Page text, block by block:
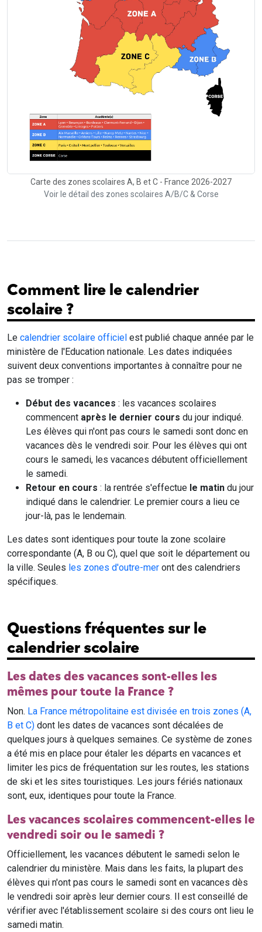
Carte des zones scolaires A, B et C - France 2026-2027
Voir le détail des zones scolaires A/B/C & Corse
Comment lire le calendrier
scolaire ?
Le calendrier scolaire officiel est publié chaque année par le
ministère de l'Education nationale. Les dates indiquées
suivent deux conventions importantes à connaître pour ne
pas se tromper :
Début des vacances : les vacances scolaires
commencent après le dernier cours du jour indiqué.
Les élèves qui n'ont pas cours le samedi sont donc en
vacances dès le vendredi soir. Pour les élèves qui ont
cours le samedi, les vacances débutent officiellement
le samedi.
Retour en cours : la rentrée s'effectue le matin du jour
indiqué dans le calendrier. Le premier cours a lieu ce
jour-là, pas le lendemain.
Les dates sont identiques pour toute la zone scolaire
correspondante (A, B ou C), quel que soit le département ou
la ville. Seules les zones d'outre-mer ont des calendriers
spécifiques.
Questions fréquentes sur le
calendrier scolaire
Les dates des vacances sont-elles les
mêmes pour toute la France ?
Non. La France métropolitaine est divisée en trois zones (A,
B et C) dont les dates de vacances sont décalées de
quelques jours à quelques semaines. Ce système de zones
a été mis en place pour étaler les départs en vacances et
limiter les pics de fréquentation sur les routes, les stations
de ski et les sites touristiques. Les jours fériés nationaux
sont, eux, identiques pour toute la France.
Les vacances scolaires commencent-elles le
vendredi soir ou le samedi ?
Officiellement, les vacances débutent le samedi selon le
calendrier du ministère. Mais dans les faits, la plupart des
élèves qui n'ont pas cours le samedi sont en vacances dès
le vendredi soir après leur dernier cours. Il est conseillé de
vérifier avec l'établissement scolaire si des cours ont lieu le
samedi matin.